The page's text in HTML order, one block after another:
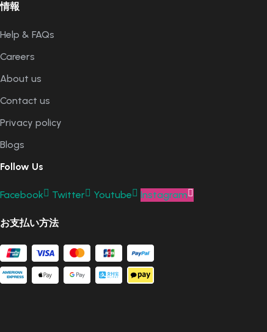
情報
Help & FAQs
Careers
About us
Contact us
Privacy policy
Blogs
Follow Us
Facebook Twitter Youtube Instagram
お支払い方法